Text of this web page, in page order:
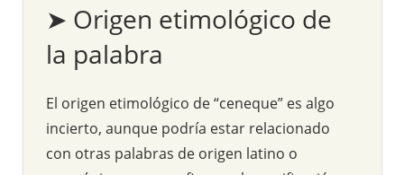
➤ Origen etimológico de
la palabra
El origen etimológico de “ceneque” es algo
incierto, aunque podría estar relacionado
con otras palabras de origen latino o